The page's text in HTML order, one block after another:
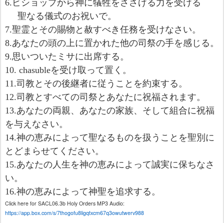
6. ビショップから神に犠牲をささげる力を受ける
聖なる儀式のお祝いで。
7.聖霊とその賜物と赦すべき任務を受けなさい。
8.あなたの頭の上に置かれた他の司祭の手を感じる。
9.思いついたミサに出席する。
10. chasubleを受け取って置く。
11.司教とその後継者に従うことを約束する。
12.司教とすべての司祭とあなたに祝福されます。
13.あなたの両親、あなたの家族、そして組合に祝福
を与えなさい。
14.神の恵みによって聖なるものを扱うことを聖別に
とどまらせてください。
15.あなたの人生を神の恵みによって誠実に保ちなさ
い。
16.神の恵みによって神聖を追求する。
Click here for SACL06.3b Holy Orders MP3 Audio:
https://app.box.com/s/7thogofu8ligqtxcm67q3owutwerv988